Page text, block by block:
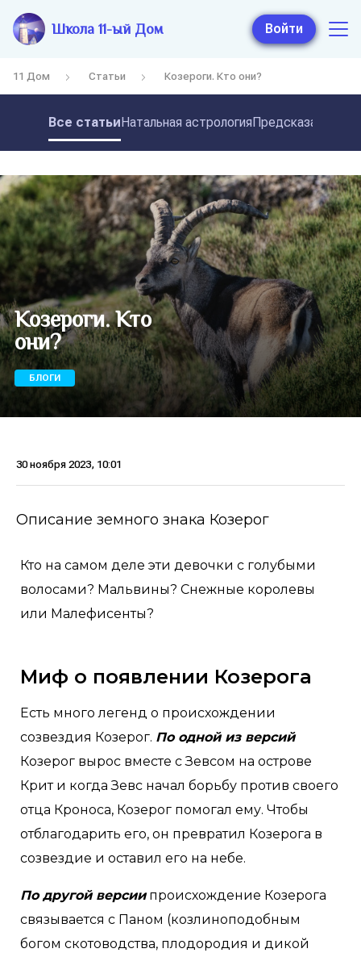
Школа 11-ый Дом Войти
11 Дом Статьи Козероги. Кто они?
Все статьиНатальная астрология
Козероги. Кто
они?
БЛОГИ
30 ноября 2023, 10:01
Описание земного знака Козерог
Кто на самом деле эти девочки с голубыми
волосами? Мальвины? Снежные королевы
или Малефисенты?
Миф о появлении Козерога
Есть много легенд о происхождении
созвездия Козерог. По одной из версий
Козерог вырос вместе с Зевсом на острове
Крит и когда Зевс начал борьбу против своего
отца Кроноса, Козерог помогал ему. Чтобы
отблагодарить его, он превратил Козерога в
созвездие и оставил его на небе.
По другой версиипроисхождение Козерога
связывается с Паном (козлиноподобным
богом скотоводства, плодородия и дикой